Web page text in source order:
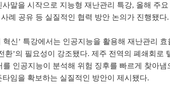
말을 시작으로 지능형 재난관리 특강, 올해 주요
례 공유 등 실질적인 협력 방안 논의가 진행됐다.
신 ’ 특강에서는 인공지능을 활용해 재난관리 효
환’의 필요성이 강조됐다. 제주 전역의 폐쇄회로
를 인공지능이 분석해 위험 징후를 빠르게 찾아냄
타임을 확보하는 실질적인 방안이 제시됐다.